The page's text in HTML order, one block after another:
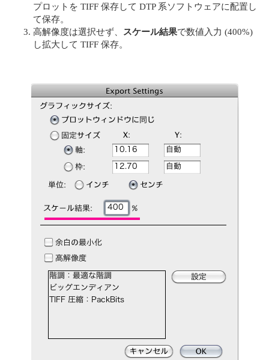
プロットを TIFF 保存して DTP 系ソフトウェアに配置し
て保存。
高解像度は選択せず、
スケール結果で数値入力 (400%)
し拡大して TIFF 保存。